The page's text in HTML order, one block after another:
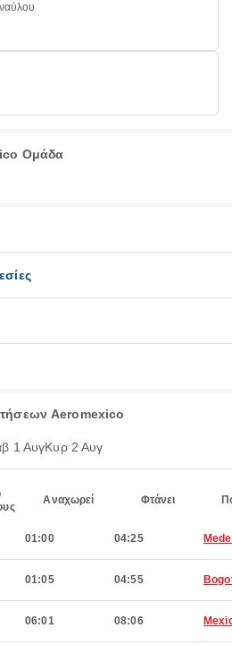
Ομάδα
Aeromexico
1 ΑυγΚυρ 2 Αυγ
Αναχωρεί Φτάνει
01:00 04:25
01:05 04:55
06:01 08:06